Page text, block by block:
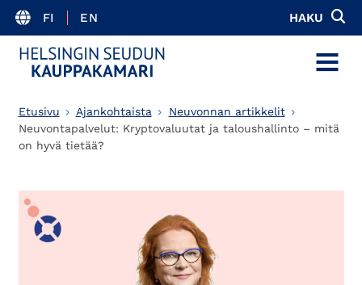
FI EN HAKU
MENU
Etusivu Ajankohtaista
Neuvonnan artikkelit
Neuvontapalvelut: Kryptovaluutat ja taloushallinto – mitä
on hyvä tietää?